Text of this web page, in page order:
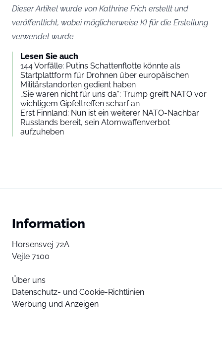
Dieser Artikel wurde von Kathrine Frich erstellt und
veröffentlicht, wobei möglicherweise KI für die Erstellung
verwendet wurde
Lesen Sie auch
144 Vorfälle: Putins Schattenflotte könnte als
Startplattform für Drohnen über europäischen
Militärstandorten gedient haben
„Sie waren nicht für uns da“: Trump greift NATO vor
wichtigem Gipfeltreffen scharf an
Erst Finnland: Nun ist ein weiterer NATO-Nachbar
Russlands bereit, sein Atomwaffenverbot
aufzuheben
Information
Horsensvej 72A
Vejle 7100
Über uns
Datenschutz- und Cookie-Richtlinien
Werbung und Anzeigen